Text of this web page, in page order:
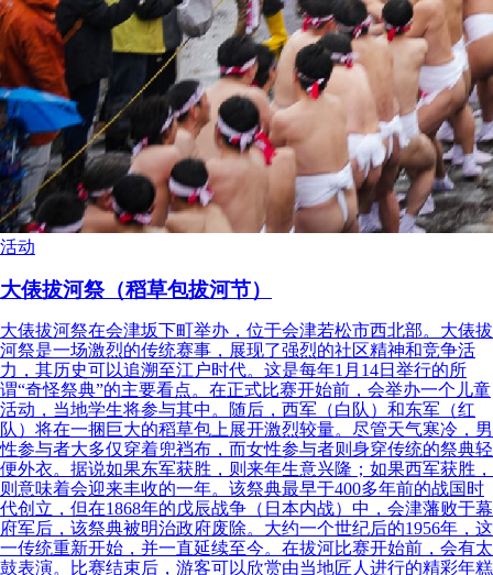
活动
大俵拔河祭（稻草包拔河节）
大俵拔河祭在会津坂下町举办，位于会津若松市西北部。大俵拔
河祭是一场激烈的传统赛事，展现了强烈的社区精神和竞争活
力，其历史可以追溯至江户时代。这是每年1月14日举行的所
谓“奇怪祭典”的主要看点。在正式比赛开始前，会举办一个儿童
活动，当地学生将参与其中。随后，西军（白队）和东军（红
队）将在一捆巨大的稻草包上展开激烈较量。尽管天气寒冷，男
性参与者大多仅穿着兜裆布，而女性参与者则身穿传统的祭典轻
便外衣。据说如果东军获胜，则来年生意兴隆；如果西军获胜，
则意味着会迎来丰收的一年。该祭典最早于400多年前的战国时
代创立，但在1868年的戊辰战争（日本内战）中，会津藩败于幕
府军后，该祭典被明治政府废除。大约一个世纪后的1956年，这
一传统重新开始，并一直延续至今。在拔河比赛开始前，会有太
鼓表演。比赛结束后，游客可以欣赏由当地匠人进行的精彩年糕